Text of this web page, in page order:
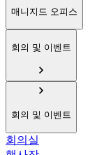
매니지드 오피스
회의 및 이벤트
회의 및 이벤트
회의실